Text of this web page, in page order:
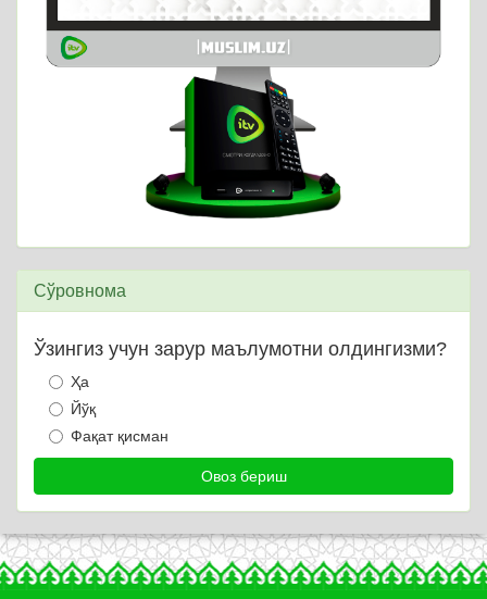
Сўровнома
Ўзингиз учун зарур маълумотни олдингизми?
Ҳа
Йўқ
Фақат қисман